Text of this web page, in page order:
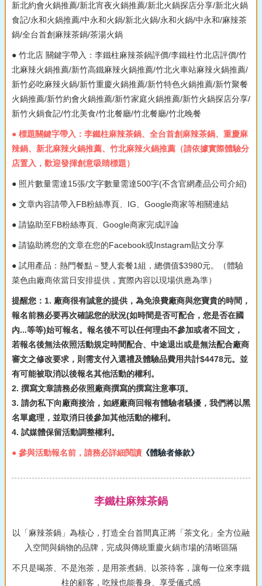
新北約會火鍋推薦/新北宵夜火鍋推薦/新北火鍋探店分享/新北火鍋
食記/永和火鍋推薦/中永和火鍋/新北火鍋/永和火鍋/中永和/麻辣茶
鍋/全台首創麻辣茶鍋/茶湯火鍋
● 竹北店 關鍵字帶入：李鐵柱麻辣茶鍋評價/李鐵柱竹北店評價/竹
北麻辣火鍋推薦/新竹高鐵麻辣火鍋推薦/竹北火車站麻辣火鍋推薦/
新竹必吃麻辣火鍋/新竹重慶火鍋推薦/新竹特色火鍋推薦/新竹聚餐
火鍋推薦/新竹約會火鍋推薦/新竹家庭火鍋推薦/新竹火鍋探店分享/
新竹火鍋食記/竹北美食/竹北餐廳/竹北餐廳/竹北晚餐
● 標題關鍵字帶入：李鐵柱麻辣茶鍋、全台首創麻辣茶鍋、重慶麻
辣鍋、新北麻辣火鍋推薦、竹北麻辣火鍋推薦（請依據實際體驗分
店置入，歡迎發揮創意吸睛標題）
● 照片數量需達15張/文字數量需達500字(不含官網產品公司介紹)
● 文章內容請帶入FB粉絲專頁、IG、Google商家等相關連結
● 請協助至FB粉絲專頁、Google商家完成評論
● 請協助將您的文章在您的Facebook或Instagram貼文分享
● 試用產品：熱門餐點－雙人套餐1組，總價值$3980元。（體驗
菜色由廠商依當日安排提供，實際內容以現場供應為準）
提醒您：1. 廠商很有誠意的提供，為免浪費廠商與您寶貴的時間，
報名前務必要再次確認您的狀況(如時間是否可配合，您是否在國
內...等等)始可報名。報名後不可以任何理由不參加或者不回文，
若報名後無法依照活動規定時間配合、中途退出或是無法配合廠商
審文之修改要求，則需支付入選禮及體驗品費用共計$4478元。並
有可能被取消以後報名其他活動的權利。
2. 撰寫文章請務必依照廠商撰寫的撰寫注意事項。
3. 請勿私下向廠商接洽，如經廠商回報有體驗者騷擾，我們將以黑
名單處理，並取消日後參加其他活動的權利。
4. 試媒體保留活動調整權利。
● 參與活動報名前，請務必詳細閱讀 《體驗者條款》
李鐵柱麻辣茶鍋
以「麻辣茶鍋」為核心，打造全台首間真正將「茶文化」全方位融
入空間與鍋物的品牌，完成與傳統重慶火鍋市場的清晰區隔
不只是喝茶、不是泡茶，是用茶煮鍋、以茶待客，讓每一位來李鐵
柱的顧客，吃辣也能養身、享受儀式感